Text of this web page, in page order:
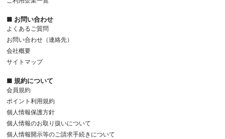
■ お問い合わせ
よくあるご質問
お問い合わせ（連絡先）
会社概要
サイトマップ
■ 規約について
会員規約
ポイント利用規約
個人情報保護方針
個人情報のお取り扱いについて
個人情報開示等のご請求手続きについて